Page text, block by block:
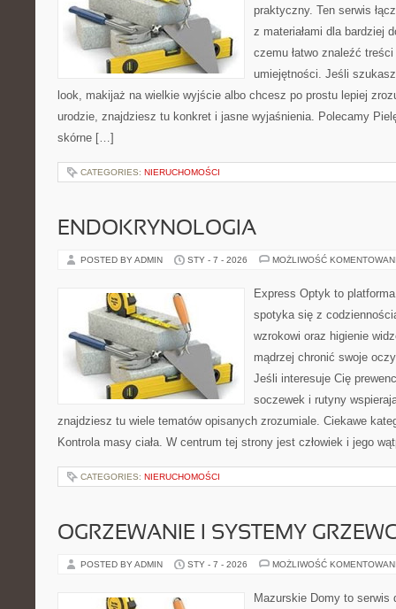
praktyczny. Ten serwis
z materiałami dla bardziej
czemu łatwo znaleźć
umiejętności. Jeśli
look, makijaż na wielkie wyjście albo chcesz po prostu lepiej
urodzie, znajdziesz tu konkret i jasne wyjaśnienia. Polecamy
skórne […]
CATEGORIES: NIERUCHOMOŚCI
ENDOKRYNOLOGIA
POSTED BY ADMIN STY - 7 - 2026 MOŻLIWOŚĆ
Express Optyk to
spotyka się z
wzrokowi oraz higienie
mądrzej chronić swoje
Jeśli interesuje Cię
soczewek i rutyny
znajdziesz tu wiele tematów opisanych zrozumiale. Ciekawe
Kontrola masy ciała. W centrum tej strony jest człowiek i jego
CATEGORIES: NIERUCHOMOŚCI
OGRZEWANIE I SYSTEMY
POSTED BY ADMIN STY - 7 - 2026 MOŻLIWOŚĆ
Mazurskie Domy to serwis